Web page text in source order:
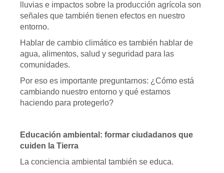
lluvias e impactos sobre la producción agrícola son
señales que también tienen efectos en nuestro
entorno.
Hablar de cambio climático es también hablar de
agua, alimentos, salud y seguridad para las
comunidades.
Por eso es importante preguntarnos: ¿Cómo está
cambiando nuestro entorno y qué estamos
haciendo para protegerlo?
Educación ambiental: formar ciudadanos que
cuiden la Tierra
La conciencia ambiental también se educa.